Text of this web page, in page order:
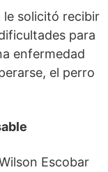
le solicitó recibir
para
enfermedad
el perro
Escobar